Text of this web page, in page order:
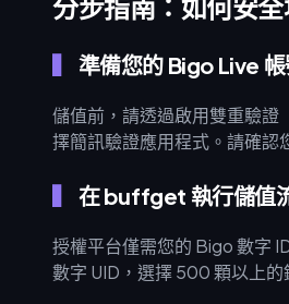
分步指南：如何安
準備您的 Bigo Live
儲值前，請透過啟用雙重驗證
擇簡訊驗證應用程式。請確認
在 buffget 執行儲值
授權平台僅需您的 Bigo 數字
數字 UID，選擇 500 顆以上